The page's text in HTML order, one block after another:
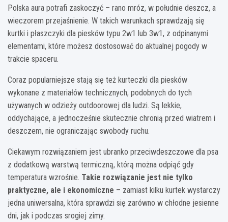
Polska aura potrafi zaskoczyć – rano mróz, w południe deszcz, a
wieczorem przejaśnienie. W takich warunkach sprawdzają się
kurtki i płaszczyki dla piesków typu 2w1 lub 3w1, z odpinanymi
elementami, które możesz dostosować do aktualnej pogody w
trakcie spaceru.
Coraz popularniejsze stają się też kurteczki dla piesków
wykonane z materiałów technicznych, podobnych do tych
używanych w odzieży outdoorowej dla ludzi. Są lekkie,
oddychające, a jednocześnie skutecznie chronią przed wiatrem i
deszczem, nie ograniczając swobody ruchu.
Ciekawym rozwiązaniem jest ubranko przeciwdeszczowe dla psa
z dodatkową warstwą termiczną, którą można odpiąć gdy
temperatura wzrośnie. Takie rozwiązanie jest nie tylko
praktyczne, ale i ekonomiczne – zamiast kilku kurtek wystarczy
jedna uniwersalna, która sprawdzi się zarówno w chłodne jesienne
dni, jak i podczas srogiej zimy.